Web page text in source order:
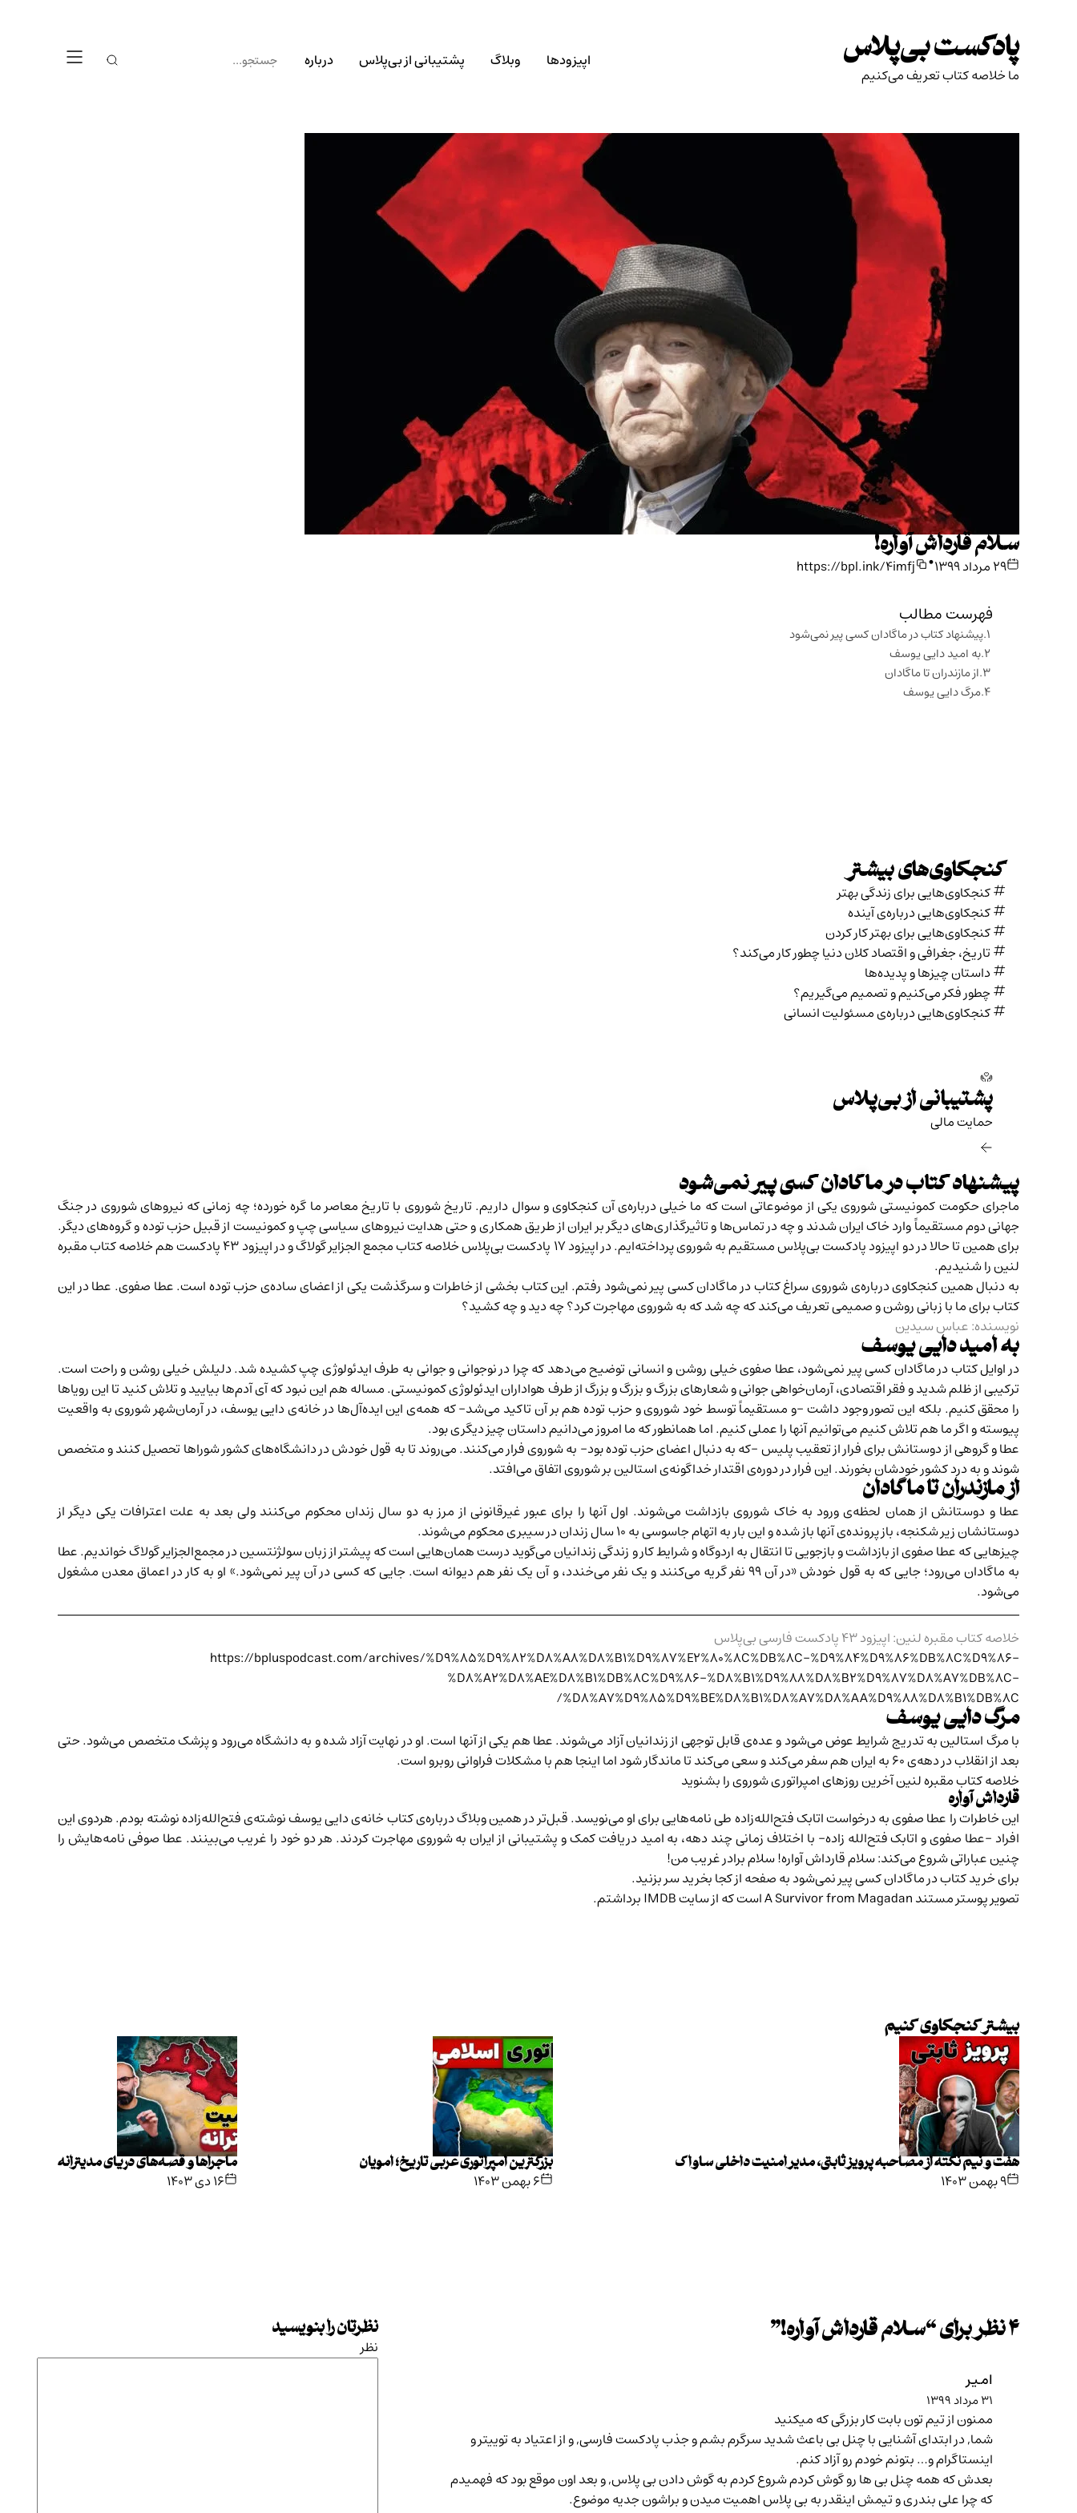
to
content
پادکست بی‌پلاس
ما خلاصه کتاب تعریف می‌کنیم
اپیزودها وبلاگ پشتیبانی از بی‌پلاس درباره
سلام قارداش آواره!
۲۹ مرداد ۱۳۹۹ •
https://bpl.ink/4imfj
فهرست مطالب
پیشنهاد کتاب در ماگادان کسی پیر نمی‌شود
به امید دایی یوسف
از مازندران تا ماگادان
مرگ دایی یوسف
کنجکاوی‌های بیشتر
کنجکاوی‌هایی برای زندگی بهتر
کنجکاوی‌هایی درباره‌ی آينده
کنجکاوی‌هایی برای بهتر کار کردن
تاریخ،‌ جغرافی و اقتصاد کلان دنیا چطور کار می‌کند؟
داستان چیزها و پدیده‌ها
چطور فکر می‌کنیم و تصمیم می‌گیریم؟
کنجکاوی‌هایی درباره‌ی مسئولیت انسانی
پشتیبانی از بی‌پلاس
حمایت مالی‌
پیشنهاد کتاب در ماگادان کسی پیر نمی‌شود
ماجرای حکومت کمونیستی شوروی یکی از موضوعاتی است که ما خیلی درباره‌ی آن کنجکاوی و سوال داریم. تاریخ شوروی با تاریخ معاصر ما گره خورده؛ چه زمانی که نیروهای شوروی در جنگ
جهانی دوم مستقیماً وارد خاک ایران شدند و چه در تماس‌ها و تاثیرگذاری‌های دیگر بر ایران از طریق همکاری و حتی هدایت نیروهای سیاسی چپ و کمونیست از قبیل حزب توده و گروه‌های دیگر.
برای همین تا حالا در دو اپیزود پادکست بی‌پلاس مستقیم به شوروی پرداخته‌ایم. در اپیزود ۱۷ پادکست بی‌پلاس
خلاصه کتاب مجمع الجزایر گولاگو در اپیزود ۴۳ پادکست هم خلاصه کتاب
مقبره
لنینرا شنیدیم.
به دنبال همین کنجکاوی درباره‌ی شوروی سراغ کتاب در ماگادان کسی پیر نمی‌شود رفتم. این کتاب بخشی از خاطرات و سرگذشت یکی از اعضای ساده‌ی حزب توده است. عطا صفوی. عطا در این
کتاب برای ما با زبانی روشن و صمیمی تعریف می‌کند که چه‌ شد که به شوروی مهاجرت کرد؟ چه دید و چه کشید؟
نویسنده: عباس سیدین
به امید دایی یوسف
در اوایل کتاب در ماگادان کسی پیر نمی‌شود، عطا صفوی خیلی روشن و انسانی توضیح می‌دهد که چرا در نوجوانی و جوانی به طرف ایدئولوژی چپ کشیده شد. دلیلش خیلی روشن و راحت است.
ترکیبی از ظلم شدید و فقر اقتصادی، آرمان‌خواهی جوانی و شعارهای بزرگ و بزرگ و بزرگ از طرف هواداران ایدئولوژی کمونیستی. مساله هم این نبود که آی آدم‌ها بیایید و تلاش کنید تا این رویاها
را محقق کنیم. بلکه این تصور وجود داشت -و مستقیماً توسط خود شوروی و حزب توده هم بر آن تاکید می‌شد- که همه‌ی این ایده‌آل‌ها در خانه‌ی دایی یوسف، در آرمان‌شهر شوروی به واقعیت
پیوسته و اگر ما هم تلاش کنیم می‌توانیم آنها را عملی کنیم. اما همانطور که ما امروز می‌دانیم داستان چیز دیگری بود.
عطا و گروهی از دوستانش برای فرار از تعقیب پلیس -که به دنبال اعضای حزب توده بود- به شوروی فرار می‌کنند. می‌روند تا به قول خودش در دانشگاه‌های کشور شوراها تحصیل کنند و متخصص
شوند و به درد کشور خودشان بخورند. این فرار در دوره‌ی اقتدار خداگونه‌ی استالین بر شوروی اتفاق می‌افتد.
از مازندران تا ماگادان
عطا و دوستانش از همان لحظه‌ی ورود به خاک شوروی بازداشت می‌شوند. اول آنها را برای عبور غیرقانونی از مرز به دو سال زندان محکوم می‌کنند ولی بعد به علت اعترافات یکی دیگر از
دوستانشان زیر شکنجه، باز پرونده‌ی آنها باز شده و این بار به اتهام جاسوسی به ۱۰ سال زندان در سیبری محکوم می‌شوند.
چیزهایی که عطا صفوی از بازداشت و بازجویی تا انتقال به اردوگاه و شرایط کار و زندگی زندانیان می‌گوید درست همان‌هایی است که پیشتر از زبان سولژنتسین در مجمع‌الجزایر گولاگ خواندیم. عطا
به ماگادان می‌رود؛ جایی که به قول خودش «در آن ۹۹ نفر گریه می‌کنند و یک نفر می‌خندد، و آن یک نفر هم دیوانه است. جایی که کسی در آن پیر نمی‌شود.» او به کار در اعماق معدن مشغول
می‌شود.
خلاصه کتاب مقبره لنین: اپیزود ۴۳ پادکست فارسی بی‌پلاس
https://bpluspodcast.com/archives/%D9%85%D9%82%D8%A8%D8%B1%D9%87%E2%80%8C%DB%8C-%D9%84%D9%86%DB%8C%D9%86-
%D8%A2%D8%AE%D8%B1%DB%8C%D9%86-%D8%B1%D9%88%D8%B2%D9%87%D8%A7%DB%8C-
%D8%A7%D9%85%D9%BE%D8%B1%D8%A7%D8%AA%D9%88%D8%B1%DB%8C/
مرگ دایی یوسف
با مرگ استالین به تدریج شرایط عوض می‌شود و عده‌ی قابل توجهی از زندانیان آزاد می‌شوند. عطا هم یکی از آنها است. او در نهایت آزاد شده و به دانشگاه می‌رود و پزشک متخصص می‌شود. حتی
بعد از انقلاب در دهه‌ی ۶۰ به ایران هم سفر می‌کند و سعی می‌کند تا ماندگار شود اما اینجا هم با مشکلات فراوانی روبرو است.
خلاصه کتابمقبره لنین آخرین روزهای امپراتوری شورویرا بشنوید
قارداش آواره
این خاطرات را عطا صفوی به درخواست اتابک فتح‌الله‌زاده طی نامه‌هایی برای او می‌نویسد. قبل‌تر در همین وبلاگ درباره‌یکتاب خانه‌ی دایی یوسفنوشته‌ی فتح‌الله‌زاده نوشته بودم. هردوی این
افراد -عطا صفوی و اتابک فتح‌الله زاده- با اختلاف زمانی چند دهه، به امید دریافت کمک و پشتیبانی از ایران به شوروی مهاجرت کردند. هر دو خود را غریب می‌بینند. عطا صوفی نامه‌هایش را
چنین عباراتی شروع می‌کند: سلام قارداش آواره! سلام برادر غریب من!
برای خرید کتابدر ماگادان کسی پیر نمی‌شودبه صفحه از کجا بخرید سر بزنید.
تصویر پوستر مستند A Survivor from Magadan است که از سایت
IMDBبرداشتم.
بیشتر کنجکاوی کنیم
هفت و نیم نکته از مصاحبه پرویز ثابتی، مدیر امنیت داخلی ساواک
۹ بهمن ۱۴۰۳
بزرگترین امپراتوری عربی تاریخ؛ امویان
۶ بهمن ۱۴۰۳
ماجراها و قصه‌های دریای مدیترانه
۱۶ دی ۱۴۰۳
۴ نظر برای “ سلام قارداش آواره!”
امیر
۳۱ مرداد ۱۳۹۹
ممنون از تیم تون بابت کار بزرگی که میکنید
شما, در ابتدای آشنایی با چنل بی باعث شدید سرگرم بشم و جذب پادکست فارسی, و از اعتیاد به توییتر و
اینستاگرام و… بتونم خودم رو آزاد کنم.
بعدش که همه چنل بی ها رو گوش کردم شروع کردم به گوش دادن بی پلاس, و بعد اون موقع بود که فهمیدم
که چرا علی بندری و تیمش اینقدر به بی پلاس اهمیت میدن و براشون جدیه موضوع.
نظرتان را بنویسید
نظر